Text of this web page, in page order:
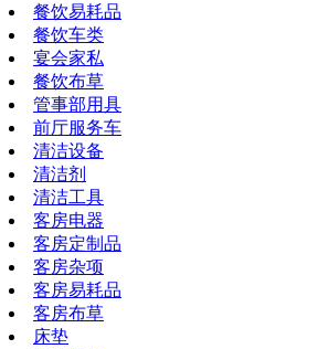
餐饮易耗品
餐饮车类
宴会家私
餐饮布草
管事部用具
前厅服务车
清洁设备
清洁剂
清洁工具
客房电器
客房定制品
客房杂项
客房易耗品
客房布草
床垫